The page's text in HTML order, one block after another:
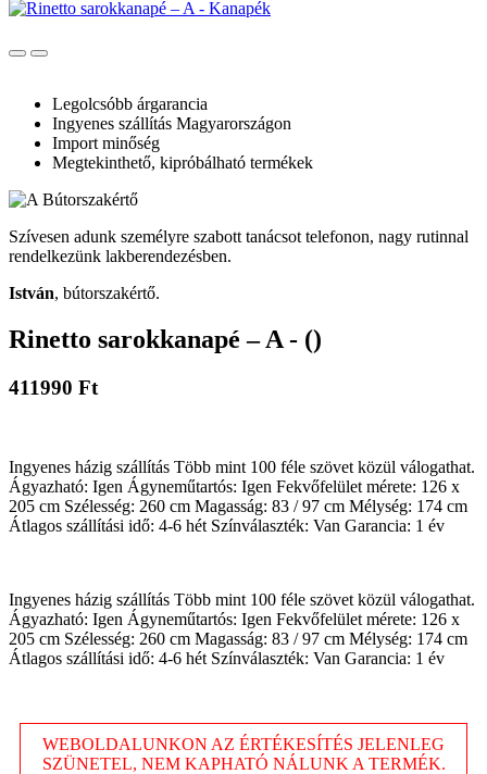
Legolcsóbb árgarancia
Ingyenes szállítás Magyarországon
Import minőség
Megtekinthető, kipróbálható termékek
Szívesen adunk személyre szabott tanácsot telefonon, nagy rutinnal
rendelkezünk lakberendezésben.
István, bútorszakértő.
Rinetto sarokkanapé – A - ()
411990 Ft
Ingyenes házig szállítás Több mint 100 féle szövet közül válogathat.
Ágyazható: Igen Ágyneműtartós: Igen Fekvőfelület mérete: 126 x
205 cm Szélesség: 260 cm Magasság: 83 / 97 cm Mélység: 174 cm
Átlagos szállítási idő: 4-6 hét Színválaszték: Van Garancia: 1 év
Ingyenes házig szállítás Több mint 100 féle szövet közül válogathat.
Ágyazható: Igen Ágyneműtartós: Igen Fekvőfelület mérete: 126 x
205 cm Szélesség: 260 cm Magasság: 83 / 97 cm Mélység: 174 cm
Átlagos szállítási idő: 4-6 hét Színválaszték: Van Garancia: 1 év
WEBOLDALUNKON AZ ÉRTÉKESÍTÉS JELENLEG
SZÜNETEL, NEM KAPHATÓ NÁLUNK A TERMÉK.